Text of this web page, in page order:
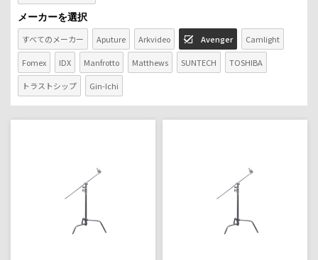
メーカーを選択
すべてのメーカー
Aputure Arkvideo Avenger Camlight
Fomex IDX Manfrotto Matthews SUNTECH TOSHIBA
トラストシップ Gin-Ichi